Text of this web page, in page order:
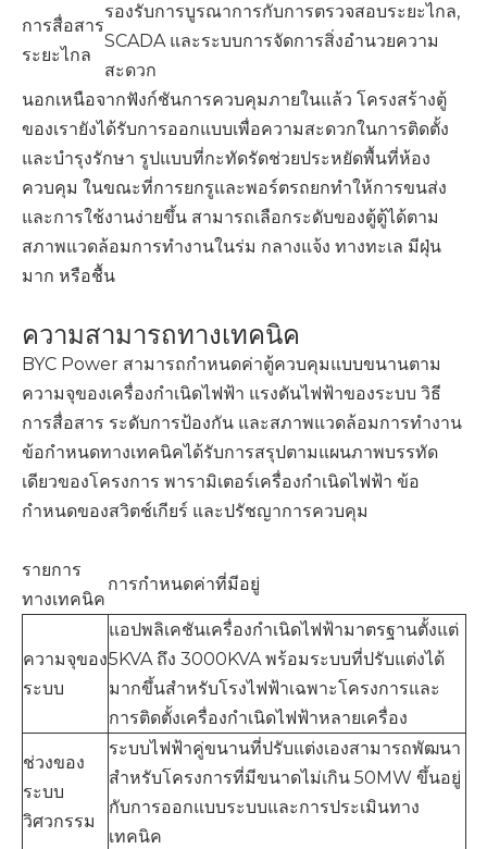
การสื่อสาร
ระยะไกล
รองรับการบูรณาการกับการตรวจสอบระยะไกล,
SCADA และระบบการจัดการสิ่งอำนวยความ
สะดวก
นอกเหนือจากฟังก์ชันการควบคุมภายในแล้ว โครงสร้างตู้
ของเรายังได้รับการออกแบบเพื่อความสะดวกในการติดตั้ง
และบำรุงรักษา รูปแบบที่กะทัดรัดช่วยประหยัดพื้นที่ห้อง
ควบคุม ในขณะที่การยกรูและพอร์ตรถยกทำให้การขนส่ง
และการใช้งานง่ายขึ้น สามารถเลือกระดับของตู้ตู้ได้ตาม
สภาพแวดล้อมการทำงานในร่ม กลางแจ้ง ทางทะเล มีฝุ่น
มาก หรือชื้น
ความสามารถทางเทคนิค
BYC Power สามารถกำหนดค่าตู้ควบคุมแบบขนานตาม
ความจุของเครื่องกำเนิดไฟฟ้า แรงดันไฟฟ้าของระบบ วิธี
การสื่อสาร ระดับการป้องกัน และสภาพแวดล้อมการทำงาน
ข้อกำหนดทางเทคนิคได้รับการสรุปตามแผนภาพบรรทัด
เดียวของโครงการ พารามิเตอร์เครื่องกำเนิดไฟฟ้า ข้อ
กำหนดของสวิตช์เกียร์ และปรัชญาการควบคุม
รายการ
ทางเทคนิค
การกำหนดค่าที่มีอยู่
ความจุของ
ระบบ
แอปพลิเคชันเครื่องกำเนิดไฟฟ้ามาตรฐานตั้งแต่
5KVA ถึง 3000KVA พร้อมระบบที่ปรับแต่งได้
มากขึ้นสำหรับโรงไฟฟ้าเฉพาะโครงการและ
การติดตั้งเครื่องกำเนิดไฟฟ้าหลายเครื่อง
ช่วงของ
ระบบ
วิศวกรรม
ระบบไฟฟ้าคู่ขนานที่ปรับแต่งเองสามารถพัฒนา
สำหรับโครงการที่มีขนาดไม่เกิน 50MW ขึ้นอยู่
กับการออกแบบระบบและการประเมินทาง
เทคนิค